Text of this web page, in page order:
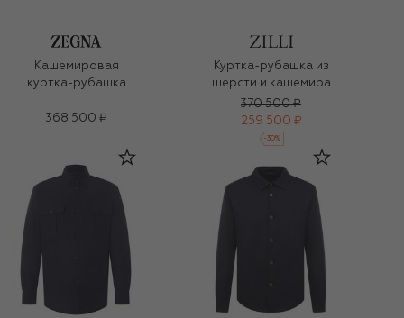
Кашемировая
куртка-рубашка
368 500 ₽
Куртка-рубашка из
шерсти и кашемира
370 500 ₽
259 500 ₽
-30%